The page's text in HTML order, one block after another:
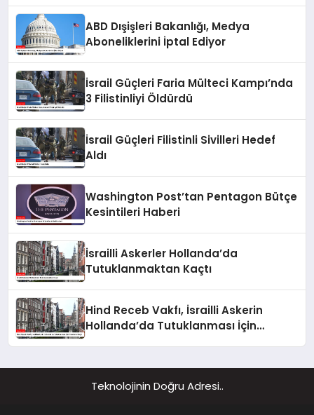
ABD Dışişleri Bakanlığı, Medya
Aboneliklerini İptal Ediyor
İsrail Güçleri Faria Mülteci Kampı’nda
3 Filistinliyi Öldürdü
İsrail Güçleri Filistinli Sivilleri Hedef
Aldı
Washington Post’tan Pentagon Bütçe
Kesintileri Haberi
İsrailli Askerler Hollanda’da
Tutuklanmaktan Kaçtı
Hind Receb Vakfı, İsrailli Askerin
Hollanda’da Tutuklanması İçin
Teknolojinin Doğru Adresi..